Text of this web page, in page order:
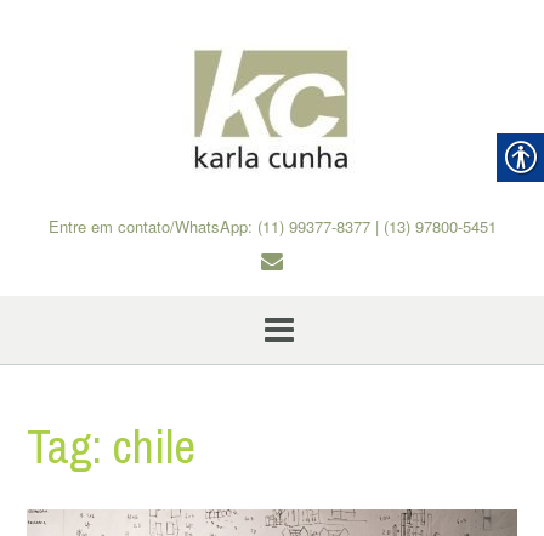
Entre em contato/WhatsApp: (11) 99377-8377 | (13) 97800-5451
Tag: chile